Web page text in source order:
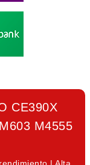
CE390X
M4555